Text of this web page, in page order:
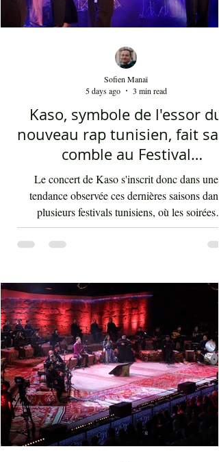
Kaso, symbole de l'essor du
nouveau rap tunisien, fait
comble au Festival
international de Sfax - Par
Le concert de Kaso s'inscrit donc dans une
tendance observée ces dernières saisons dans
fortes affluences. Cette montée en puissance
témoigne d'une transformation des goûts
du public et de l'intégration durable du rap au
de la scène artistique nationale, depuis
au moins 15 ans. Au-delà de la performance
l'artiste Kaso, cette soirée au Théâtre d'été de
Sofien Manaï
5 days ago
3 min read